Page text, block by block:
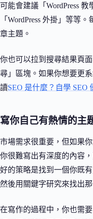
可能會建議「WordPress 教
「WordPress 外掛」等等
章主題。
你也可以拉到搜尋結果頁
尋」區塊。如果你想要更
讀SEO 是什麼？自學 SEO
寫你自己有熱情的主
市場需求很重要，但如果
你很難寫出有深度的內容
好的策略是找到一個你既
然後用關鍵字研究來找出
在寫作的過程中，你也需